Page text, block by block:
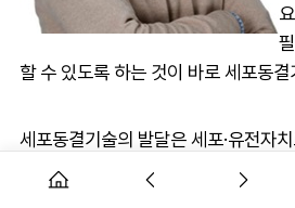
할 수 있도록 하는 것이 바로 세포동
세포동결기술의 발달은 세포·유전자치
관리 등 다양한 문제 해결로 이어졌다.